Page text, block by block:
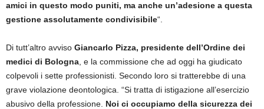
amici in questo modo puniti, ma anche un’adesione a questa
gestione assolutamente condivisibile“.
Di tutt’altro avviso Giancarlo Pizza, presidente dell’Ordine dei
medici di Bologna , e la commissione che ad oggi ha giudicato
colpevoli i sette professionisti. Secondo loro si tratterebbe di una
grave violazione deontologica. “Si tratta di istigazione all’esercizio
abusivo della professione. Noi ci occupiamo della sicurezza dei